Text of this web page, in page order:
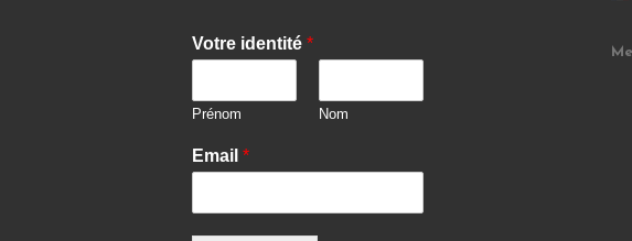
Votre identité *
Prénom Nom
Email *